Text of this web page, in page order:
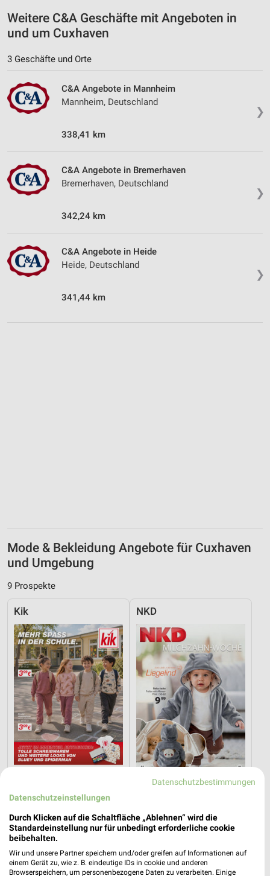
Weitere C&A Geschäfte mit Angeboten in
und um Cuxhaven
3 Geschäfte und Orte
❯
C&A Angebote in Mannheim
Mannheim, Deutschland
338,41 km
❯
C&A Angebote in Bremerhaven
Bremerhaven, Deutschland
342,24 km
❯
C&A Angebote in Heide
Heide, Deutschland
341,44 km
Mode & Bekleidung Angebote für Cuxhaven
und Umgebung
9 Prospekte
Kik
Mehr Spass in der Schule
Gültig ab Mo. 10.08.
NKD
Gültig bis Do. 01.10.
Tchibo
Datenschutzbestimmungen
Datenschutzeinstellungen
Durch Klicken auf die Schaltfläche „Ablehnen“ wird die
Standardeinstellung nur für unbedingt erforderliche cookie
beibehalten.
Wir und unsere Partner speichern und/oder greifen auf Informationen auf
einem Gerät zu, wie z. B. eindeutige IDs in cookie und anderen
Browserspeichern, um personenbezogene Daten zu verarbeiten. Einige